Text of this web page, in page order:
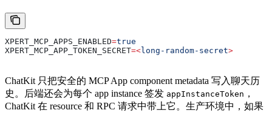
XPERT_MCP_APPS_ENABLED=true
XPERT_MCP_APP_TOKEN_SECRET=<long-random-secret>
ChatKit 只把安全的 MCP App component metadata 写入聊天历
史。后端还会为每个 app instance 签发 appInstanceToken ，
ChatKit 在 resource 和 RPC 请求中带上它。生产环境中，如果